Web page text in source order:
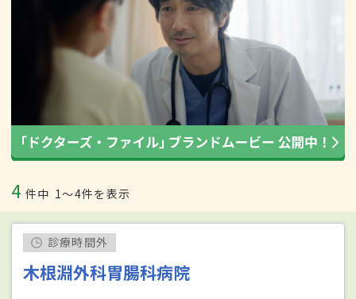
4 件中 1〜4件を表示
診療時間外
木根淵外科胃腸科病院